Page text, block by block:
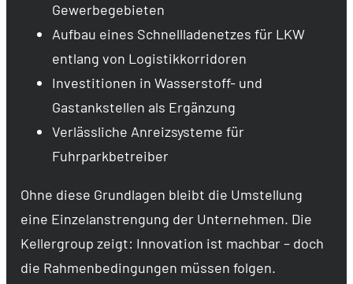
Gewerbegebieten
Aufbau eines Schnellladenetzes für LKW
entlang von Logistikkorridoren
Investitionen in Wasserstoff- und
Gastankstellen als Ergänzung
Verlässliche Anreizsysteme für
Fuhrparkbetreiber
Ohne diese Grundlagen bleibt die Umstellung
eine Einzelanstrengung der Unternehmen. Die
Kellergroup zeigt: Innovation ist machbar – doch
die Rahmenbedingungen müssen folgen.